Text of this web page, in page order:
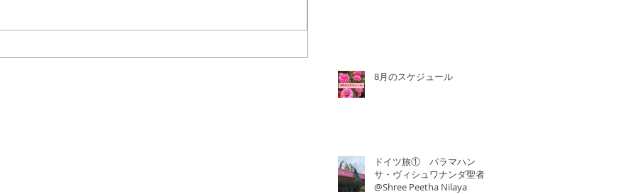
8月のスケジュール
ドイツ旅① パラマハン
サ・ヴィシュワナンダ聖者
@Shree Peetha Nilaya